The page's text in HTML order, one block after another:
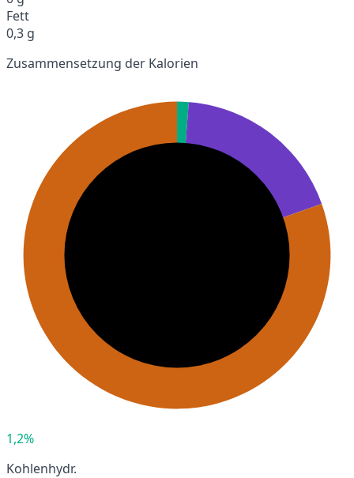
Fett
0,3 g
Zusammensetzung der Kalorien
1,2%
Kohlenhydr.